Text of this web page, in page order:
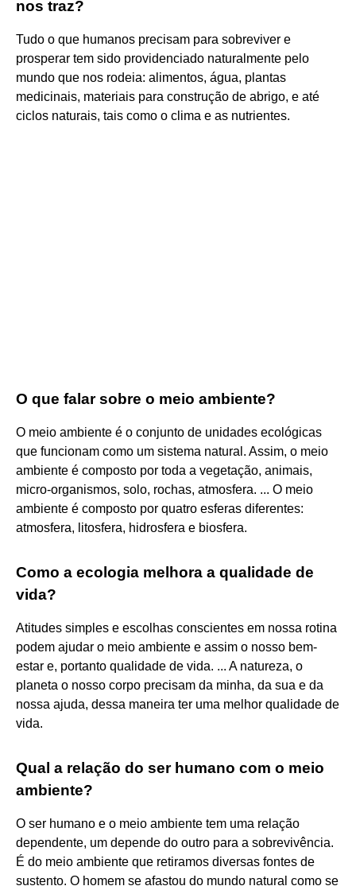
nos traz?
Tudo o que humanos precisam para sobreviver e
prosperar tem sido providenciado naturalmente pelo
mundo que nos rodeia: alimentos, água, plantas
medicinais, materiais para construção de abrigo, e até
ciclos naturais, tais como o clima e as nutrientes.
O que falar sobre o meio ambiente?
O meio ambiente é o conjunto de unidades ecológicas
que funcionam como um sistema natural. Assim, o meio
ambiente é composto por toda a vegetação, animais,
micro-organismos, solo, rochas, atmosfera. ... O meio
ambiente é composto por quatro esferas diferentes:
atmosfera, litosfera, hidrosfera e biosfera.
Como a ecologia melhora a qualidade de
vida?
Atitudes simples e escolhas conscientes em nossa rotina
podem ajudar o meio ambiente e assim o nosso bem-
estar e, portanto qualidade de vida. ... A natureza, o
planeta o nosso corpo precisam da minha, da sua e da
nossa ajuda, dessa maneira ter uma melhor qualidade de
vida.
Qual a relação do ser humano com o meio
ambiente?
O ser humano e o meio ambiente tem uma relação
dependente, um depende do outro para a sobrevivência.
É do meio ambiente que retiramos diversas fontes de
sustento. O homem se afastou do mundo natural como se